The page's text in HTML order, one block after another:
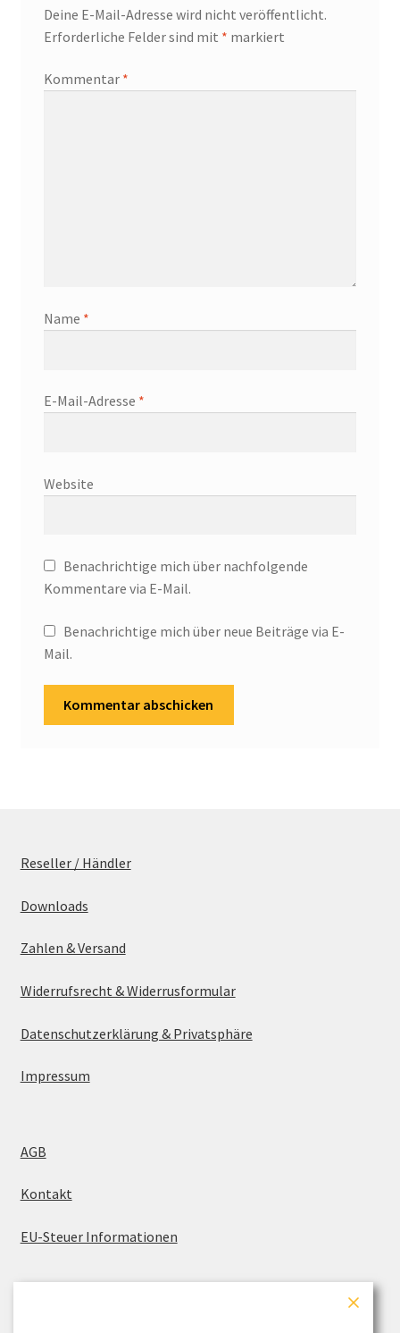
Deine E-Mail-Adresse wird nicht veröffentlicht.
Erforderliche Felder sind mit * markiert
Kommentar *
Name *
E-Mail-Adresse *
Website
Benachrichtige mich über nachfolgende
Kommentare via E-Mail.
Benachrichtige mich über neue Beiträge via E-
Mail.
Reseller / Händler
Downloads
Zahlen & Versand
Widerrufsrecht & Widerrusformular
Datenschutzerklärung & Privatsphäre
Impressum
AGB
Kontakt
EU-Steuer Informationen